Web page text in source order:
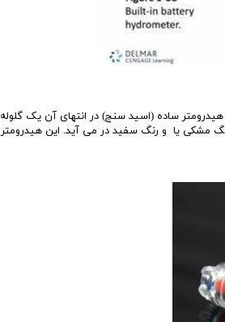
ساده (اسید سنج) در انتهای آن یک گلوله
انتهای آن در داخل الکترولیت باتری به ۳ حالت رنگ سبز ،رنگ مشکی یا و رنگ سفید در می آید. این هیدرومتر